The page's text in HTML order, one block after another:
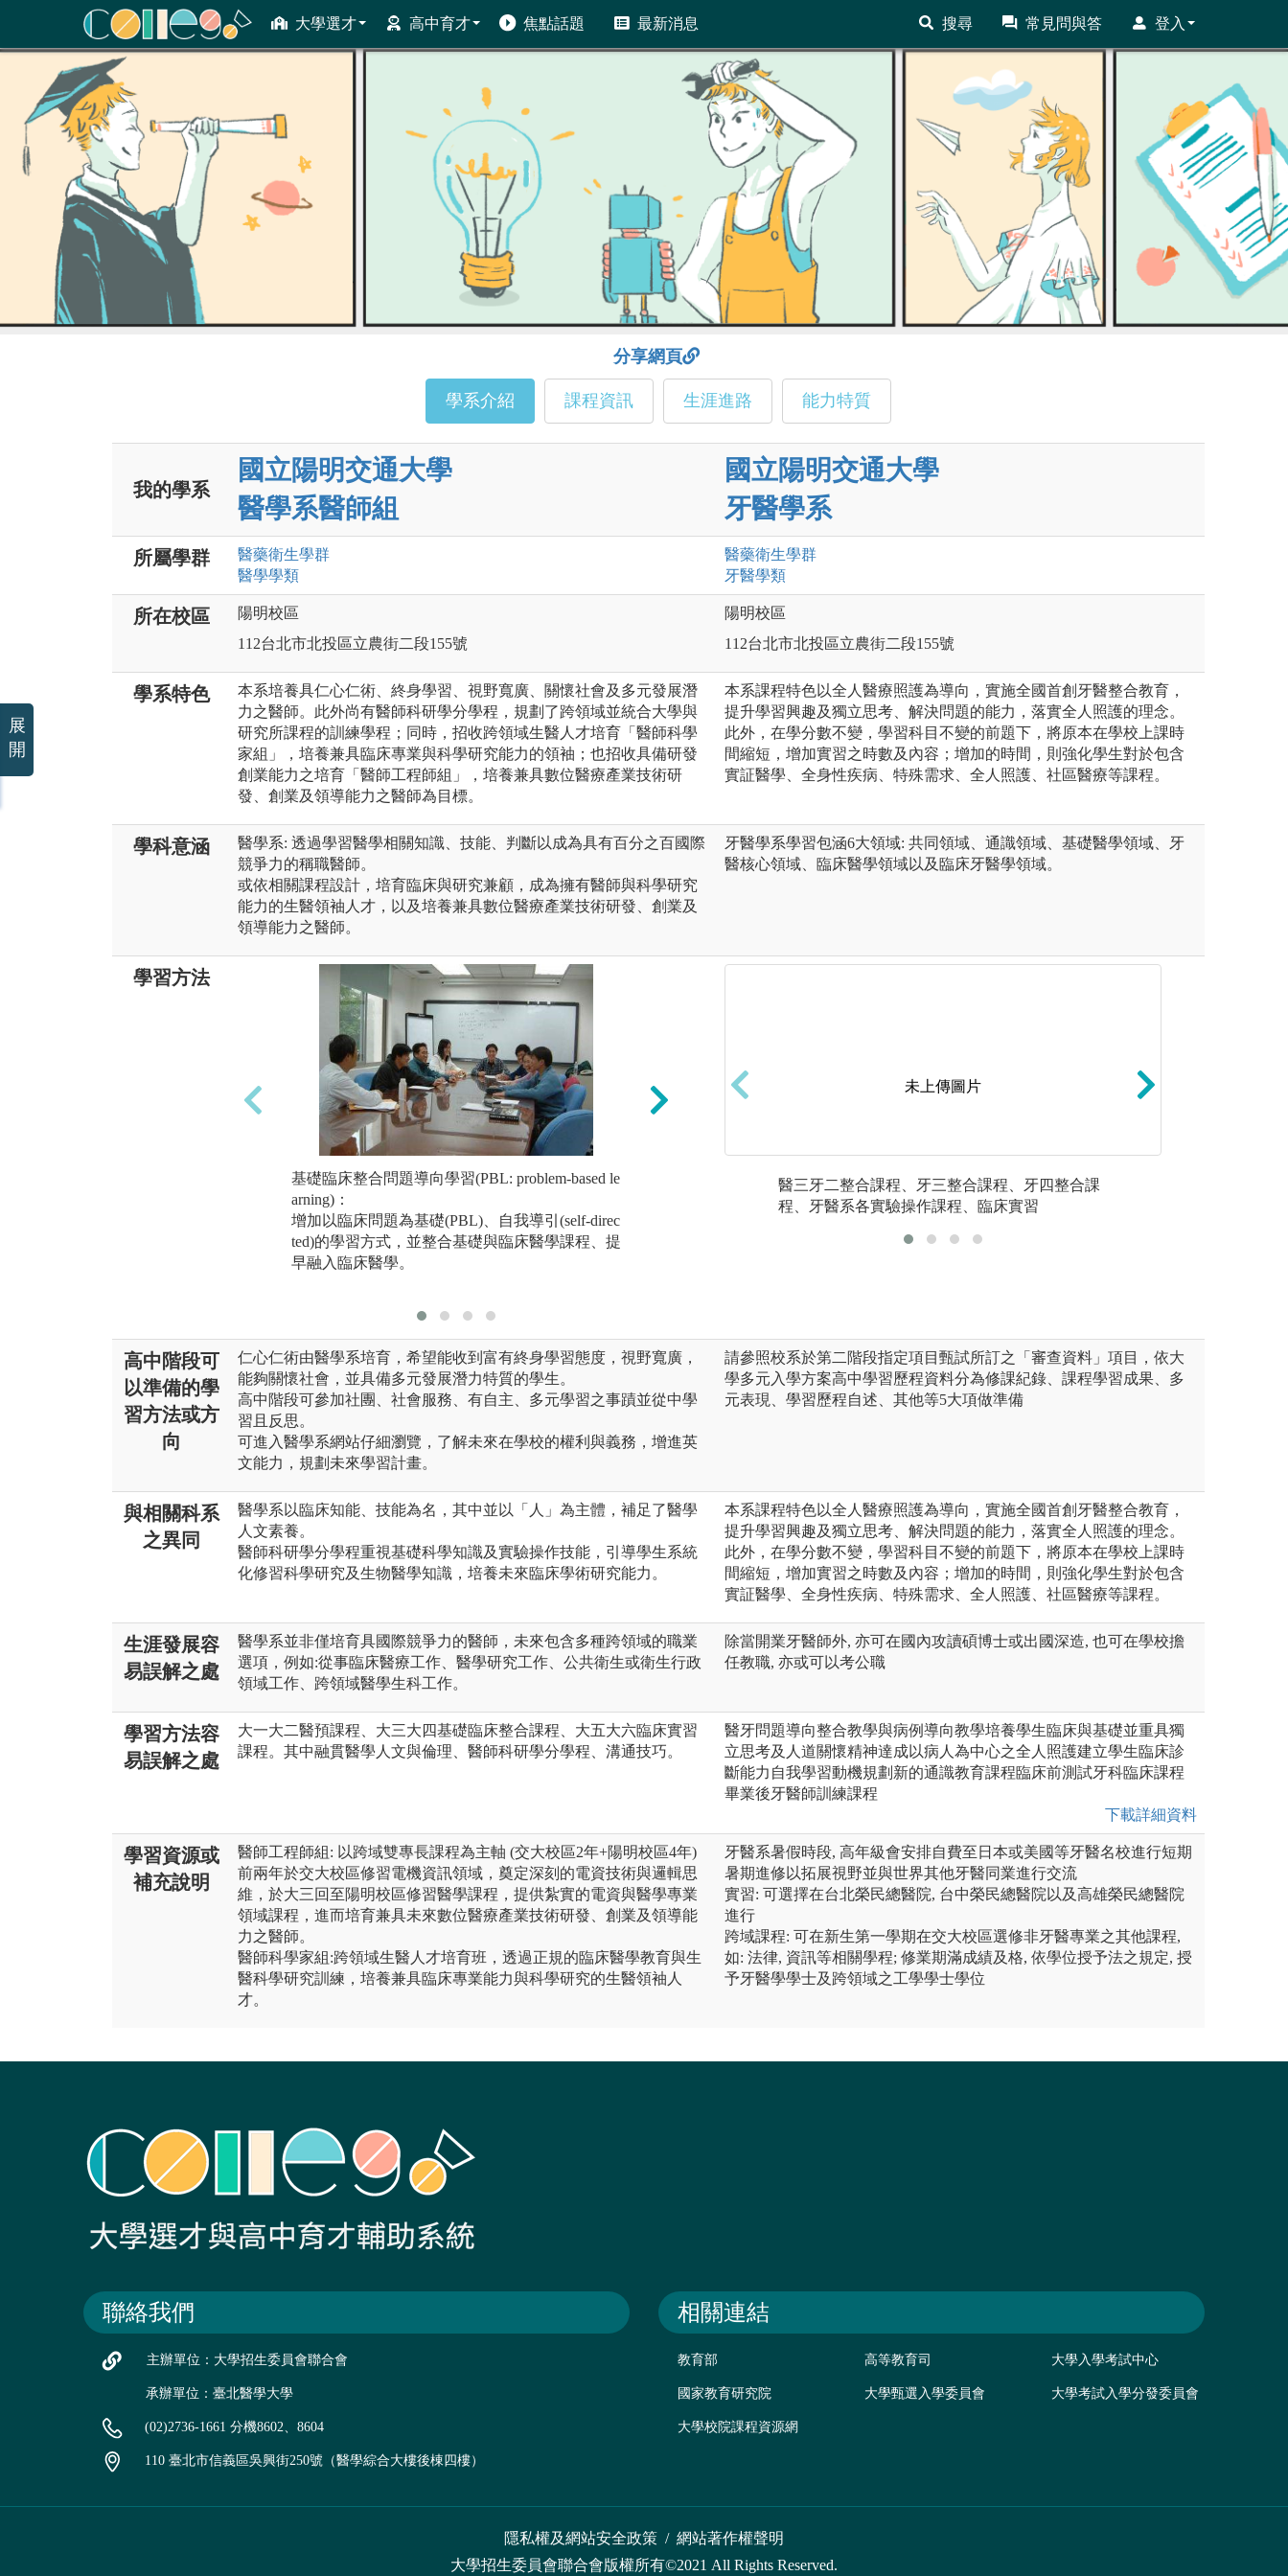
大學選才 高中育才 焦點話題 最新消息 搜尋 常見問與答 登入
ColleGo! 大學選才與高中育才輔助系統
分享網頁
學系介紹 課程資訊 生涯進路 能力特質
我的學系
國立陽明交通大學
醫學系醫師組
國立陽明交通大學
牙醫學系
所屬學群 醫藥衛生學群
醫學學類
醫藥衛生學群
牙醫學類
所在校區
陽明校區
112台北市北投區立農街二段155號
陽明校區
112台北市北投區立農街二段155號
學系特色
本系培養具仁心仁術、終身學習、視野寬廣、關懷社會及多元發展潛
力之醫師。此外尚有醫師科研學分學程，規劃了跨領域並統合大學與
研究所課程的訓練學程；同時，招收跨領域生醫人才培育「醫師科學
家組」，培養兼具臨床專業與科學研究能力的領袖；也招收具備研發
創業能力之培育「醫師工程師組」，培養兼具數位醫療產業技術研
發、創業及領導能力之醫師為目標。
本系課程特色以全人醫療照護為導向，實施全國首創牙醫整合教育，
提升學習興趣及獨立思考、解決問題的能力，落實全人照護的理念。
此外，在學分數不變，學習科目不變的前題下，將原本在學校上課時
間縮短，增加實習之時數及內容；增加的時間，則強化學生對於包含
實証醫學、全身性疾病、特殊需求、全人照護、社區醫療等課程。
學科意涵
醫學系: 透過學習醫學相關知識、技能、判斷以成為具有百分之百國際
競爭力的稱職醫師。
或依相關課程設計，培育臨床與研究兼顧，成為擁有醫師與科學研究
能力的生醫領袖人才，以及培養兼具數位醫療產業技術研發、創業及
領導能力之醫師。
牙醫學系學習包涵6大領域: 共同領域、通識領域、基礎醫學領域、牙
醫核心領域、臨床醫學領域以及臨床牙醫學領域。
學習方法
基礎臨床整合問題導向學習(PBL: problem-based le
arning)：
增加以臨床問題為基礎(PBL)、自我導引(self-direc
ted)的學習方式，並整合基礎與臨床醫學課程、提
早融入臨床醫學。
課堂講授:課程包含數個學習區段(learning block
s)，每一區段包含數週之授課及問題導向學習PB
and Society)，以及段考測驗。講堂授課及實驗課
未上傳圖片
醫三牙二整合課程、牙三整合課程、牙四整合課
程、牙醫系各實驗操作課程、臨床實習
高中階段可
以準備的學
習方法或方
向
仁心仁術由醫學系培育，希望能收到富有終身學習態度，視野寬廣，
能夠關懷社會，並具備多元發展潛力特質的學生。
高中階段可參加社團、社會服務、有自主、多元學習之事蹟並從中學
習且反思。
可進入醫學系網站仔細瀏覽，了解未來在學校的權利與義務，增進英
文能力，規劃未來學習計畫。
請參照校系於第二階段指定項目甄試所訂之「審查資料」項目，依大
學多元入學方案高中學習歷程資料分為修課紀錄、課程學習成果、多
元表現、學習歷程自述、其他等5大項做準備
與相關科系
之異同
醫學系以臨床知能、技能為名，其中並以「人」為主體，補足了醫學
人文素養。
醫師科研學分學程重視基礎科學知識及實驗操作技能，引導學生系統
化修習科學研究及生物醫學知識，培養未來臨床學術研究能力。
本系課程特色以全人醫療照護為導向，實施全國首創牙醫整合教育，
提升學習興趣及獨立思考、解決問題的能力，落實全人照護的理念。
此外，在學分數不變，學習科目不變的前題下，將原本在學校上課時
間縮短，增加實習之時數及內容；增加的時間，則強化學生對於包含
實証醫學、全身性疾病、特殊需求、全人照護、社區醫療等課程。
生涯發展容
易誤解之處
醫學系並非僅培育具國際競爭力的醫師，未來包含多種跨領域的職業
選項，例如:從事臨床醫療工作、醫學研究工作、公共衛生或衛生行政
領域工作、跨領域醫學生科工作。
除當開業牙醫師外, 亦可在國內攻讀碩博士或出國深造, 也可在學校擔
任教職, 亦或可以考公職
學習方法容
易誤解之處
大一大二醫預課程、大三大四基礎臨床整合課程、大五大六臨床實習
課程。其中融貫醫學人文與倫理、醫師科研學分學程、溝通技巧。
醫牙問題導向整合教學與病例導向教學培養學生臨床與基礎並重具獨
立思考及人道關懷精神達成以病人為中心之全人照護建立學生臨床診
斷能力自我學習動機規劃新的通識教育課程臨床前測試牙科臨床課程
畢業後牙醫師訓練課程
下載詳細資料
學習資源或
補充說明
醫師工程師組: 以跨域雙專長課程為主軸 (交大校區2年+陽明校區4年)
前兩年於交大校區修習電機資訊領域，奠定深刻的電資技術與邏輯思
維，於大三回至陽明校區修習醫學課程，提供紮實的電資與醫學專業
領域課程，進而培育兼具未來數位醫療產業技術研發、創業及領導能
力之醫師。
醫師科學家組:跨領域生醫人才培育班，透過正規的臨床醫學教育與生
醫科學研究訓練，培養兼具臨床專業能力與科學研究的生醫領袖人
才。
牙醫系暑假時段, 高年級會安排自費至日本或美國等牙醫名校進行短期
暑期進修以拓展視野並與世界其他牙醫同業進行交流
實習: 可選擇在台北榮民總醫院, 台中榮民總醫院以及高雄榮民總醫院
進行
跨域課程: 可在新生第一學期在交大校區選修非牙醫專業之其他課程,
如: 法律, 資訊等相關學程; 修業期滿成績及格, 依學位授予法之規定, 授
予牙醫學學士及跨領域之工學學士學位
聯絡我們
主辦單位：大學招生委員會聯合會
承辦單位：臺北醫學大學
(02)2736-1661 分機8602、8604
110 臺北市信義區吳興街250號（醫學綜合大樓後棟四樓）
相關連結
教育部 高等教育司 大學入學考試中心
國家教育研究院 大學甄選入學委員會 大學考試入學分發委員會
大學校院課程資源網
隱私權及網站安全政策 / 網站著作權聲明
大學招生委員會聯合會版權所有©2021 All Rights Reserved.
展
開